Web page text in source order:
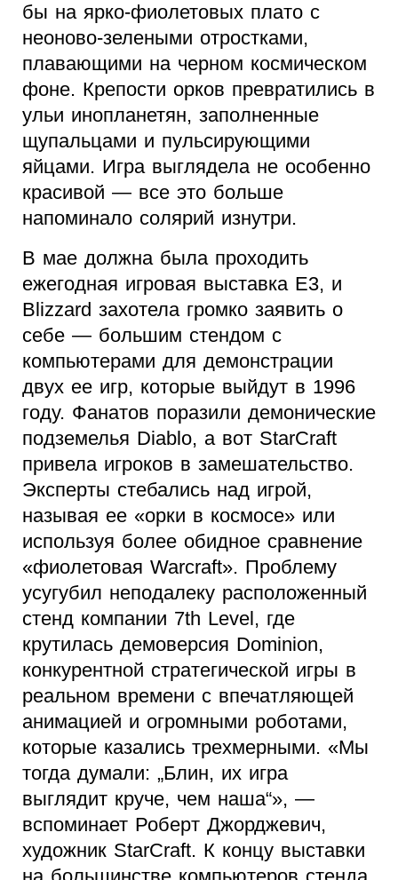
бы на ярко-фиолетовых плато с
неоново-зелеными отростками,
плавающими на черном космическом
фоне. Крепости орков превратились в
ульи инопланетян, заполненные
щупальцами и пульсирующими
яйцами. Игра выглядела не особенно
красивой — все это больше
напоминало солярий изнутри.
В мае должна была проходить
ежегодная игровая выставка E3, и
Blizzard захотела громко заявить о
себе — большим стендом с
компьютерами для демонстрации
двух ее игр, которые выйдут в 1996
году. Фанатов поразили демонические
подземелья Diablo, а вот StarCraft
привела игроков в замешательство.
Эксперты стебались над игрой,
называя ее «орки в космосе» или
используя более обидное сравнение
«фиолетовая Warcraft». Проблему
усугубил неподалеку расположенный
стенд компании 7th Level, где
крутилась демоверсия Dominion,
конкурентной стратегической игры в
реальном времени с впечатляющей
анимацией и огромными роботами,
которые казались трехмерными. «Мы
тогда думали: „Блин, их игра
выглядит круче, чем наша“», —
вспоминает Роберт Джорджевич,
художник StarCraft. К концу выставки